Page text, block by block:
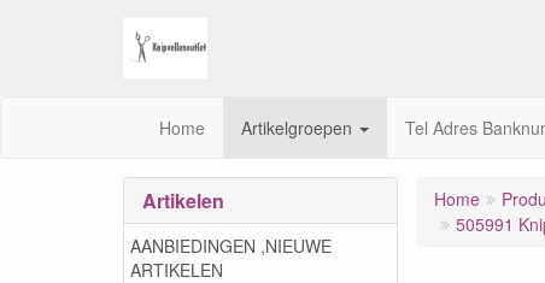
Home Artikelgroepen Tel Adres
Home
505991
Artikelen
AANBIEDINGEN ,NIEUWE
ARTIKELEN